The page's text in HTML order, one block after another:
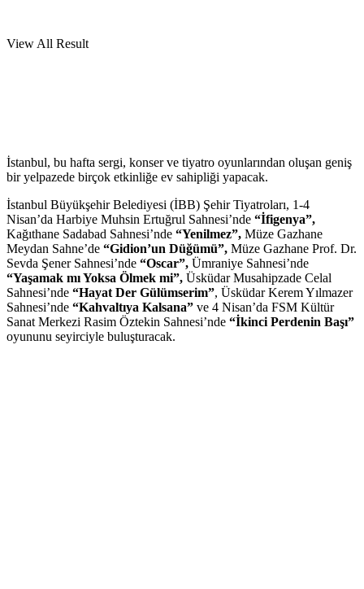
View All Result
İstanbul, bu hafta sergi, konser ve tiyatro oyunlarından oluşan geniş
bir yelpazede birçok etkinliğe ev sahipliği yapacak.
İstanbul Büyükşehir Belediyesi (İBB) Şehir Tiyatroları, 1-4
Nisan’da Harbiye Muhsin Ertuğrul Sahnesi’nde “İfigenya”,
Kağıthane Sadabad Sahnesi’nde “Yenilmez”, Müze Gazhane
Meydan Sahne’de “Gidion’un Düğümü”, Müze Gazhane Prof. Dr.
Sevda Şener Sahnesi’nde “Oscar”, Ümraniye Sahnesi’nde
“Yaşamak mı Yoksa Ölmek mi”, Üsküdar Musahipzade Celal
Sahnesi’nde “Hayat Der Gülümserim”, Üsküdar Kerem Yılmazer
Sahnesi’nde “Kahvaltıya Kalsana” ve 4 Nisan’da FSM Kültür
Sanat Merkezi Rasim Öztekin Sahnesi’nde “İkinci Perdenin Başı”
oyununu seyirciyle buluşturacak.